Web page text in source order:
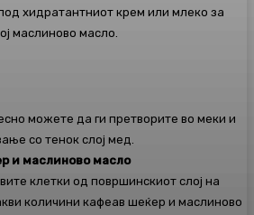
хидратантниот крем или млеко за
маслиново масло.
можете да ги претворите во меки и
со тенок слој мед.
и маслиново масло
клетки од површинскиот слој на
количини кафеав шеќер и маслиново